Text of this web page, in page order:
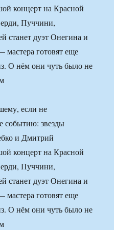
концерт на Красной
Пуччини,
станет дуэт Онегина и
мастера готовят еще
О нём они чуть было не
если не
событию: звезды
и Дмитрий
концерт на Красной
Пуччини,
станет дуэт Онегина и
мастера готовят еще
О нём они чуть было не